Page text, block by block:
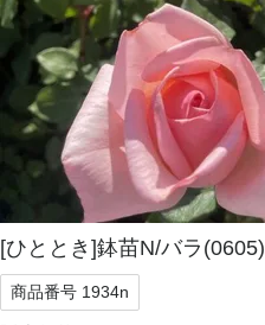
[ひととき]鉢苗N/バラ(0605)
商品番号 1934n